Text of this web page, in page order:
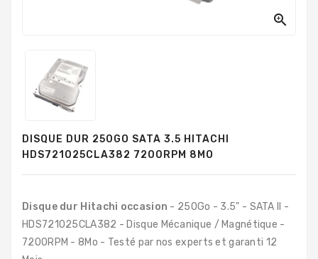
Processeurs
Mémoires
Disques
Durs
PC
Composants

DISQUE DUR 250GO SATA 3.5 HITACHI
HDS721025CLA382 7200RPM 8MO
Disque dur Hitachi occasion - 250Go - 3.5" - SATA II -
HDS721025CLA382 - Disque Mécanique / Magnétique -
7200RPM - 8Mo - Testé par nos experts et garanti 12